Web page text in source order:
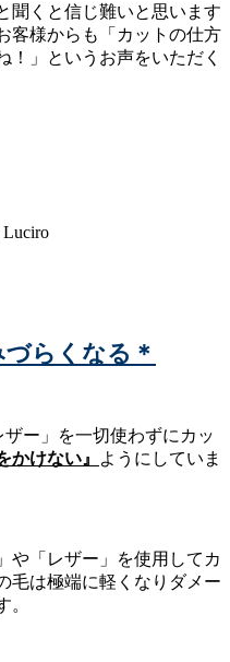
聞くと信じ難いと思います
客様からも「カットの仕方
！」というお声をいただく
らくなる＊
ー」を一切使わずにカッ
かけない』
ようにしていま
や「レザー」を使用してカ
毛は極端に軽くなりダメー
。